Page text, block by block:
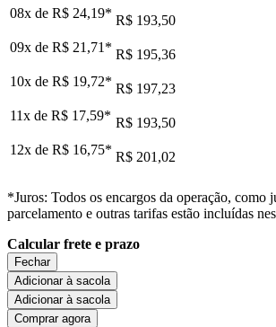
08x de R$ 24,19* R$ 193,50
09x de R$ 21,71 * R$ 195,36
10x de R$ 19,72* R$ 197,23
11x de R$ 17,59* R$ 193,50
12x de R$ 16,75* R$ 201,02
*Juros: Todos os encargos da operação, como
parcelamento e outras tarifas estão incluídas
Calcular frete e prazo
Fechar
Adicionar à sacola
Adicionar à sacola
Comprar agora